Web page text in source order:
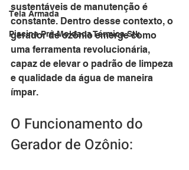
Tela Armada
Piscina Pré-Moldada Térmica Stk
sustentáveis de manutenção é
constante. Dentro desse contexto, o
gerador de ozônio emerge como
uma ferramenta revolucionária,
capaz de elevar o padrão de limpeza
e qualidade da água de maneira
ímpar.
O Funcionamento do
Gerador de Ozônio: